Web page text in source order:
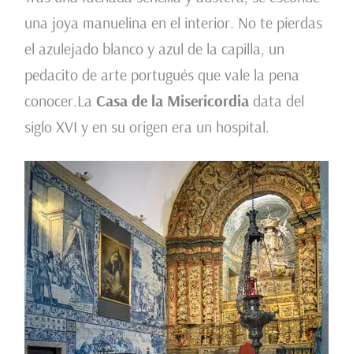
una joya manuelina en el interior. No te pierdas
el azulejado blanco y azul de la capilla, un
pedacito de arte portugués que vale la pena
conocer.La Casa de la Misericordiadata del
siglo XVI y en su origen era un hospital.